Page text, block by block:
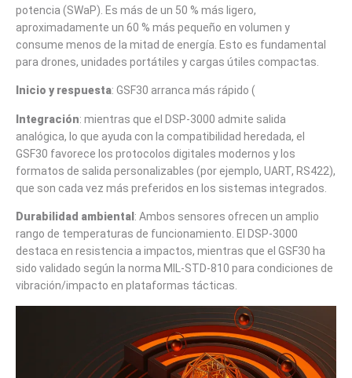
potencia (SWaP). Es más de un 50 % más ligero,
aproximadamente un 60 % más pequeño en volumen y
consume menos de la mitad de energía. Esto es fundamental
para drones, unidades portátiles y cargas útiles compactas.
Inicio y respuesta: GSF30 arranca más rápido (
Integración: mientras que el DSP-3000 admite salida
analógica, lo que ayuda con la compatibilidad heredada, el
GSF30 favorece los protocolos digitales modernos y los
formatos de salida personalizables (por ejemplo, UART, RS422),
que son cada vez más preferidos en los sistemas integrados.
Durabilidad ambiental : Ambos sensores ofrecen un amplio
rango de temperaturas de funcionamiento. El DSP-3000
destaca en resistencia a impactos, mientras que el GSF30 ha
sido validado según la norma MIL-STD-810 para condiciones de
vibración/impacto en plataformas tácticas.